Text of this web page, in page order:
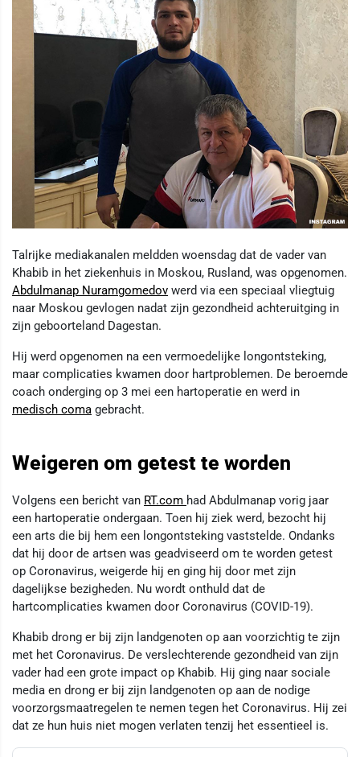
Talrijke mediakanalen meldden woensdag dat de vader van
Khabib in het ziekenhuis in Moskou, Rusland, was opgenomen.
Abdulmanap Nuramgomedov werd via een speciaal vliegtuig
naar Moskou gevlogen nadat zijn gezondheid achteruitging in
zijn geboorteland Dagestan.
Hij werd opgenomen na een vermoedelijke longontsteking,
maar complicaties kwamen door hartproblemen. De beroemde
coach onderging op 3 mei een hartoperatie en werd in
medisch coma gebracht.
Weigeren om getest te worden
Volgens een bericht van RT.com had Abdulmanap vorig jaar
een hartoperatie ondergaan. Toen hij ziek werd, bezocht hij
een arts die bij hem een longontsteking vaststelde. Ondanks
dat hij door de artsen was geadviseerd om te worden getest
op Coronavirus, weigerde hij en ging hij door met zijn
dagelijkse bezigheden. Nu wordt onthuld dat de
hartcomplicaties kwamen door Coronavirus (COVID-19).
Khabib drong er bij zijn landgenoten op aan voorzichtig te zijn
met het Coronavirus. De verslechterende gezondheid van zijn
vader had een grote impact op Khabib. Hij ging naar sociale
media en drong er bij zijn landgenoten op aan de nodige
voorzorgsmaatregelen te nemen tegen het Coronavirus. Hij zei
dat ze hun huis niet mogen verlaten tenzij het essentieel is.